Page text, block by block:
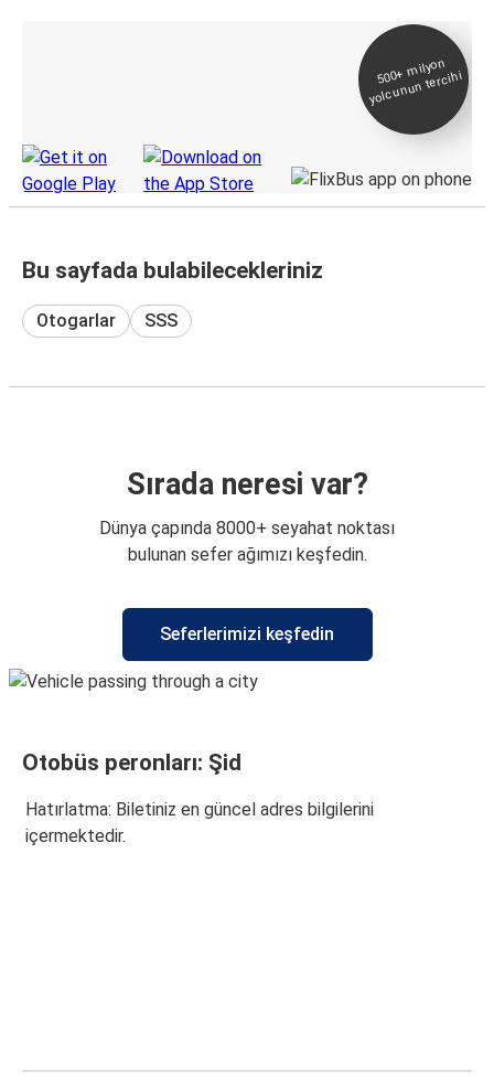
500+
milyon
yolcunun tercihi
Bu sayfada bulabilecekleriniz
Otogarlar SSS
Sırada neresi var?
Dünya çapında 8000+ seyahat noktası
bulunan sefer ağımızı keşfedin.
Seferlerimizi keşfedin
Otobüs peronları: Şid
Hatırlatma: Biletiniz en güncel adres bilgilerini
içermektedir.